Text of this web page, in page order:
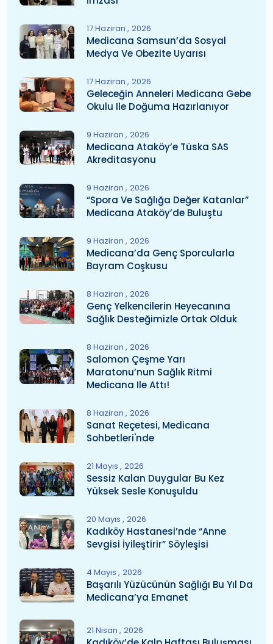
17 Haziran 2026
Medicana Samsun’da Sosyal
Medya Ve Obezite Uyarısı
17 Haziran 2026
Geleceğin Anneleri Medicana Gebe
Okulu Ile Doğuma Hazırlanıyor
9 Haziran 2026
Medicana Ataköy’e Tüska SAS
Akreditasyonu
9 Haziran 2026
“Spora Ve Sağlığa Değer Katanlar”
Medicana Ataköy’de Buluştu
9 Haziran 2026
Medicana’da Genç Sporcularla
Bayram Coşkusu
8 Haziran 2026
Genç Yelkencilerin Heyecanına
Sağlık Desteğimizle Ortak Olduk
8 Haziran 2026
Salomon Çeşme Yarı
Maratonu’nun Sağlık Ritmi
Medicana Ile Attı!
8 Haziran 2026
Sanat Reçetesi, Medicana
Sohbetleri'nde
21 Mayıs 2026
Sessiz Kalan Duygular Bu Kez
Yüksek Sesle Konuşuldu
20 Mayıs 2026
Kadıköy Hastanesi’nde “Anne
Sevgisi İyileştirir” Söyleşisi
4 Mayıs 2026
Başarılı Yüzücünün Sağlığı Bu Yıl Da
Medicana’ya Emanet
21 Nisan 2026